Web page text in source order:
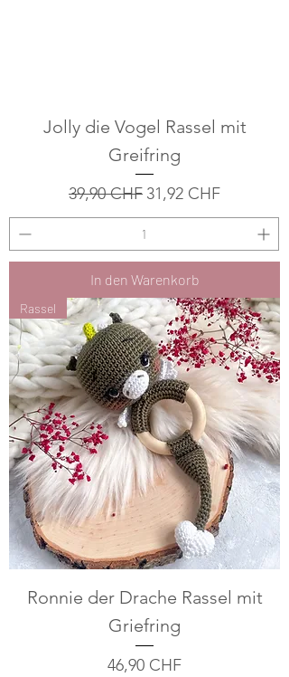
Jolly die Vogel Rassel mit
Greifring
Standardpreis
39,90 CHF Sale-Preis
31,92 CHF
In den Warenkorb
Rassel
Ronnie der Drache Rassel mit
Griefring
Preis
46,90 CHF